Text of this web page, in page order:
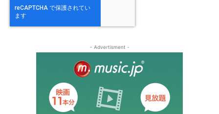
- Advertisment -